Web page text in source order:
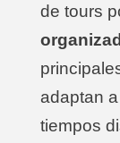
de tours
adaptan
tiempos